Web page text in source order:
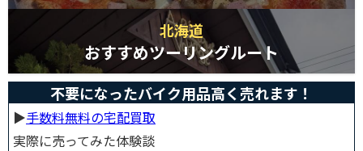
北海道
おすすめツーリングルート
不要になったバイク用品高く売れます！
▶︎手数料無料の宅配買取
実際に売ってみた体験談